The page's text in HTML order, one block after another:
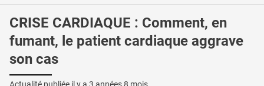
CRISE CARDIAQUE : Comment, en
fumant, le patient cardiaque aggrave
son cas